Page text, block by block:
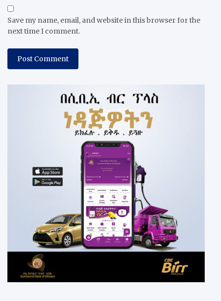
Save my name, email, and website in this browser for the
next time I comment.